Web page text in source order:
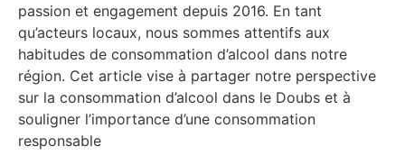
passion et engagement depuis 2016. En tant
qu’acteurs locaux, nous sommes attentifs aux
habitudes de consommation d’alcool dans notre
région. Cet article vise à partager notre perspective
sur la consommation d’alcool dans le Doubs et à
souligner l’importance d’une consommation
responsable